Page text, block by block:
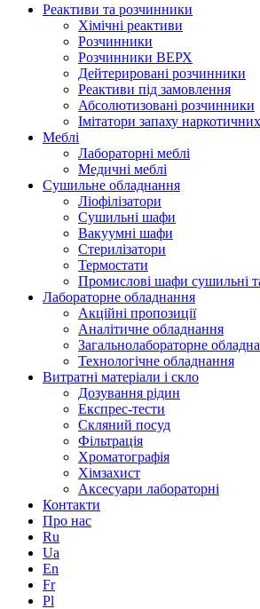
Реактиви та розчинники
Хімічні реактиви
Розчинники
Розчинники ВЕРХ
Дейтерировані розчинники
Реактиви під замовлення
Абсолютизовані розчинники
Імітатори запаху
Меблі
Лабораторні меблі
Медичні меблі
Сушильне обладнання
Ліофілізатори
Сушильні шафи
Вакуумні шафи
Стерилізатори
Термостати
Промислові шафи сушильні
Лабораторне обладнання
Акційні пропозиції
Аналітичне обладнання
Загальнолабораторне
Технологічне обладнання
Витратні матеріали і скло
Дозування рідин
Експрес-тести
Скляний посуд
Фільтрація
Хроматографія
Хімзахист
Аксесуари лабораторні
Контакти
Про нас
Ru
Ua
En
Fr
Pl